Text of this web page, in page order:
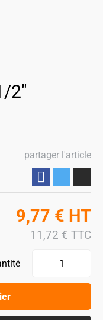
2"
partager l'article
9,77 € HT
11,72 € TTC